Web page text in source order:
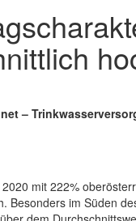
–
mit 222%
Besonders im Süden